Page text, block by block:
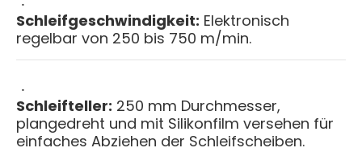
Schleifgeschwindigkeit: Elektronisch
regelbar von 250 bis 750 m/min.
Schleifteller: 250 mm Durchmesser,
plangedreht und mit Silikonfilm versehen für
einfaches Abziehen der Schleifscheiben.